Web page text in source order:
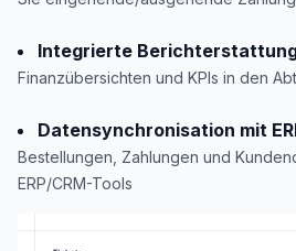
Integrierte
Finanzübersichten und KPIs in den
Datensynchronisation mit
Bestellungen, Zahlungen und
ERP/CRM-Tools